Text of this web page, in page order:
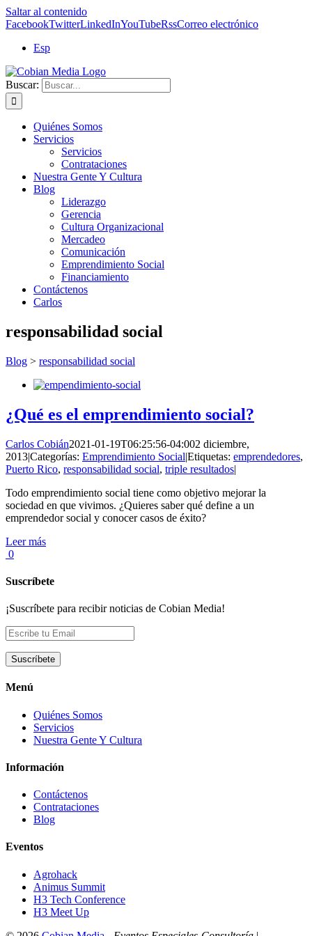
Saltar al contenido
FacebookTwitterLinkedInYouTubeRssCorreo electrónico
Esp
Buscar:
Quiénes Somos
Servicios
Servicios
Contrataciones
Nuestra Gente Y Cultura
Blog
Liderazgo
Gerencia
Cultura Organizacional
Mercadeo
Comunicación
Emprendimiento Social
Financiamiento
Contáctenos
Carlos
responsabilidad social
Blog > responsabilidad social
¿Qué es el emprendimiento social?
Carlos Cobián2021-01-19T06:25:56-04:002 diciembre,
2013|Categorías: Emprendimiento Social|Etiquetas: emprendedores,
Puerto Rico, responsabilidad social, triple resultados|
Todo emprendimiento social tiene como objetivo mejorar la
sociedad en que vivimos. ¿Quieres saber qué define a un
emprendedor social y conocer casos de éxito?
Leer más
0
Suscríbete
¡Suscríbete para recibir noticias de Cobian Media!
Menú
Quiénes Somos
Servicios
Nuestra Gente Y Cultura
Información
Contáctenos
Contrataciones
Blog
Eventos
Agrohack
Animus Summit
H3 Tech Conference
H3 Meet Up